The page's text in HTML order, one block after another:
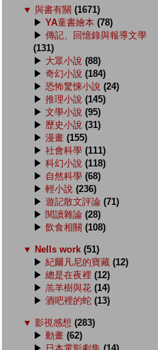
▼ 與書有關 (1671)
▶ YA童書繪本 (78)
▶ 傳記、回憶錄與報導文學
(131)
▶ 大眾小說 (88)
▶ 奇幻小說 (184)
▶ 恐怖驚悚小說 (24)
▶ 推理小說 (145)
▶ 文學小說 (95)
▶ 歷史小說 (31)
▶ 漫畫 (155)
▶ 社會科學 (111)
▶ 科幻小說 (118)
▶ 自然科學 (68)
▶ 輕小說 (236)
▶ 遊記散文評論 (71)
▶ 閱讀雜論 (28)
▶ 飲食相關 (108)
▼ Nells work (51)
▶ 紀爾凡尼的寶藏 (12)
▶ 總是在夜裡 (12)
▶ 羔羊樹與花 (14)
▶ 酒吧裡的蛇 (13)
▼ 影視感想 (283)
▶ 動畫 (62)